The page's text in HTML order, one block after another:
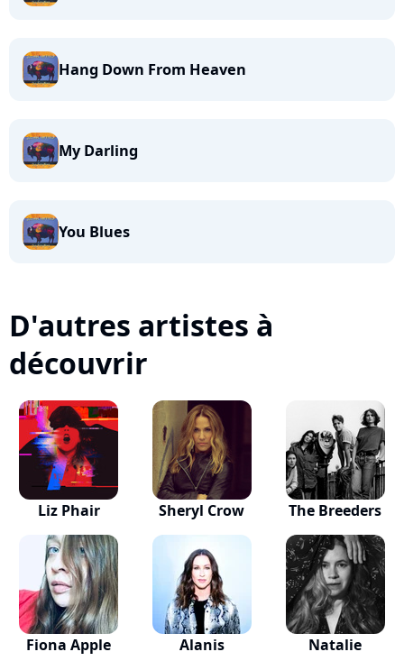
Hang Down From Heaven
My Darling
You Blues
D'autres artistes à
découvrir
Liz Phair Sheryl Crow The Breeders
Fiona Apple
Alanis
Natalie